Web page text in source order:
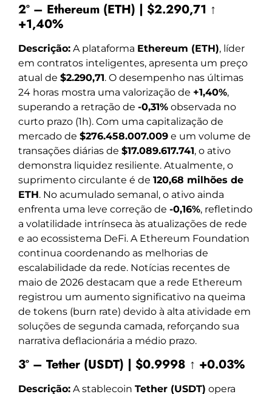
2º – Ethereum (ETH) | $2.290,71 ↑
+1,40%
Descrição: A plataforma Ethereum (ETH), líder
em contratos inteligentes, apresenta um preço
atual de $2.290,71. O desempenho nas últimas
24 horas mostra uma valorização de +1,40%,
superando a retração de -0,31% observada no
curto prazo (1h). Com uma capitalização de
mercado de $276.458.007.009 e um volume de
transações diárias de $17.089.617.741, o ativo
demonstra liquidez resiliente. Atualmente, o
suprimento circulante é de 120,68 milhões de
ETH. No acumulado semanal, o ativo ainda
enfrenta uma leve correção de -0,16%, refletindo
a volatilidade intrínseca às atualizações de rede
e ao ecossistema DeFi. A Ethereum Foundation
continua coordenando as melhorias de
escalabilidade da rede. Notícias recentes de
maio de 2026 destacam que a rede Ethereum
registrou um aumento significativo na queima
de tokens (burn rate) devido à alta atividade em
soluções de segunda camada, reforçando sua
narrativa deflacionária a médio prazo.
3º – Tether (USDT) | $0.9998 ↑ +0.03%
Descrição: A stablecoin Tether (USDT) opera